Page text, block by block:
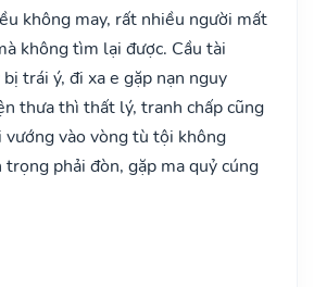
không may, rất nhiều người mất
không tìm lại được. Cầu tài
trái ý, đi xa e gặp nạn nguy
thưa thì thất lý, tranh chấp cũng
vào vòng tù tội không
trọng phải đòn, gặp ma quỷ cúng